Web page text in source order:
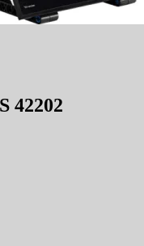
42202